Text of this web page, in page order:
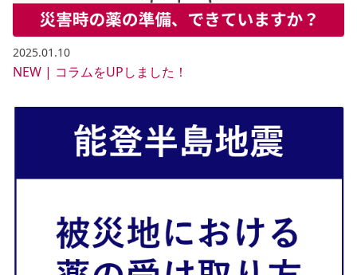
2025.01.10
NEW | コラムをUPしました！